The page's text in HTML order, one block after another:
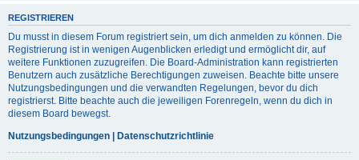
REGISTRIEREN
Du musst in diesem Forum registriert sein, um dich anmelden zu können. Die
Registrierung ist in wenigen Augenblicken erledigt und ermöglicht dir, auf
weitere Funktionen zuzugreifen. Die Board-Administration kann registrierten
Benutzern auch zusätzliche Berechtigungen zuweisen. Beachte bitte unsere
Nutzungsbedingungen und die verwandten Regelungen, bevor du dich
registrierst. Bitte beachte auch die jeweiligen Forenregeln, wenn du dich in
diesem Board bewegst.
Nutzungsbedingungen | Datenschutzrichtlinie